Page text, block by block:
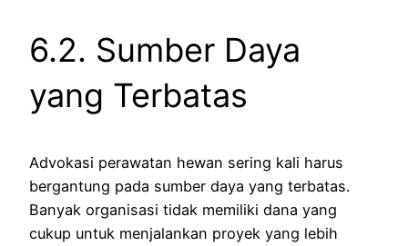
6.2. Sumber Daya
yang Terbatas
Advokasi perawatan hewan sering kali harus
bergantung pada sumber daya yang terbatas.
Banyak organisasi tidak memiliki dana yang
cukup untuk menjalankan proyek yang lebih